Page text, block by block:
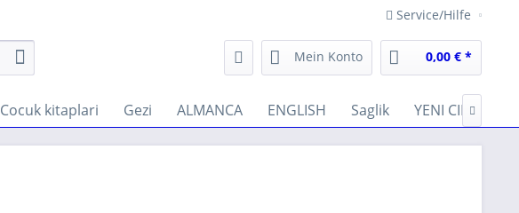
Service/Hilfe
Mein Konto 0,00 € *
Cocuk kitaplari Gezi ALMANCA ENGLISH Saglik YENI CIKANLAR
